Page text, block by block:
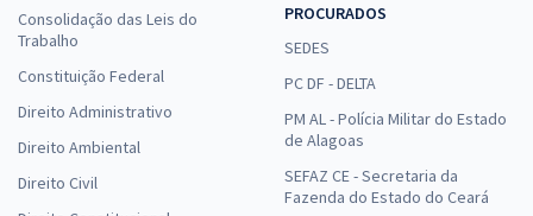
Consolidação das Leis do
Trabalho
Constituição Federal
Direito Administrativo
Direito Ambiental
Direito Civil
PROCURADOS
SEDES
PC DF - DELTA
PM AL - Polícia Militar do Estado
de Alagoas
SEFAZ CE - Secretaria da
Fazenda do Estado do Ceará